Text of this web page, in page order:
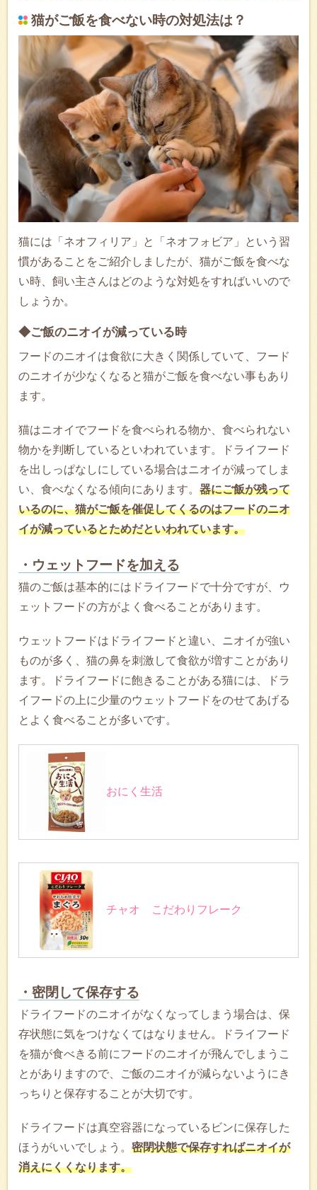
猫がご飯を食べない時の対処法は？
猫には「ネオフィリア」と「ネオフォビア」という習
慣があることをご紹介しましたが、猫がご飯を食べな
い時、飼い主さんはどのような対処をすればいいので
しょうか。
◆ご飯のニオイが減っている時
フードのニオイは食欲に大きく関係していて、フード
のニオイが少なくなると猫がご飯を食べない事もあり
ます。
猫はニオイでフードを食べられる物か、食べられない
物かを判断しているといわれています。ドライフード
を出しっぱなしにしている場合はニオイが減ってしま
い、食べなくなる傾向にあります。 器にご飯が残って
いるのに、猫がご飯を催促してくるのはフードのニオ
イが減っているとためだといわれています。
・ウェットフードを加える
猫のご飯は基本的にはドライフードで十分ですが、ウ
ェットフードの方がよく食べることがあります。
ウェットフードはドライフードと違い、ニオイが強い
ものが多く、猫の鼻を刺激して食欲が増すことがあり
ます。ドライフードに飽きることがある猫には、ドラ
イフードの上に少量のウェットフードをのせてあげる
とよく食べることが多いです。
おにく生活
チャオ こだわりフレーク
・密閉して保存する
ドライフードのニオイがなくなってしまう場合は、保
存状態に気をつけなくてはなりません。ドライフード
を猫が食べきる前にフードのニオイが飛んでしまうこ
とがありますので、ご飯のニオイが減らないようにき
っちりと保存することが大切です。
ドライフードは真空容器になっているビンに保存した
ほうがいいでしょう。 密閉状態で保存すればニオイが
消えにくくなります。